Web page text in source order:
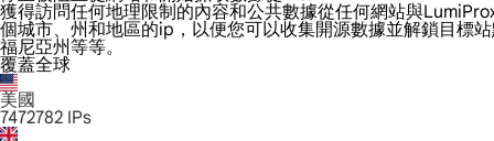
獲得訪問任何地理限制的內容和公共數據從任何網站與
個城市、州和地區的ip，以便您可以收集開源數據並解鎖目標
福尼亞州等等。
覆蓋全球
美國
7472782 IPs